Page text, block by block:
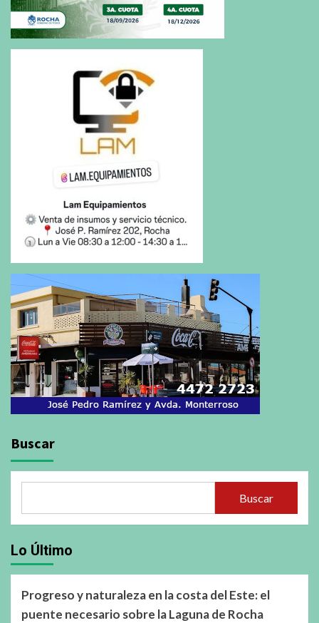
Buscar
Buscar
Lo Último
Progreso y naturaleza en la costa del Este: el
puente necesario sobre la Laguna de Rocha